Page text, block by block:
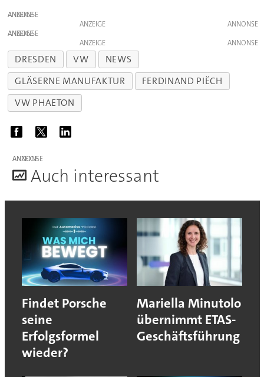
ANZEIGE
ANZEIGE
ANZEIGE
ANZEIGE
DRESDEN VW
NEWS
GLÄSERNE MANUFAKTUR
FERDINAND PIËCH
VW PHAETON
ANZEIGE
Auch interessant
Findet Porsche
seine
Erfolgsformel
wieder?
Mariella Minutolo
übernimmt ETAS-
Geschäftsführung